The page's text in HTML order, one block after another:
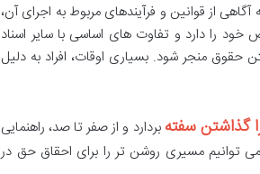
از قوانین و فرآیندهای مربوط به اجرای آن،
را دارد و تفاوت های اساسی با سایر اسناد
منجر شود. بسیاری اوقات، افراد به دلیل
گذاشتن سفتهبردارد و از صفر تا صد، راهنمایی
توانیم مسیری روشن تر را برای احقاق حق در